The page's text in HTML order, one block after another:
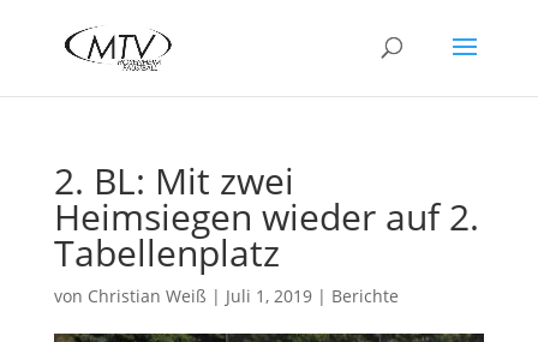
2. BL: Mit zwei
Heimsiegen wieder auf 2.
Tabellenplatz
von Christian Weiß | Juli 1, 2019| Berichte